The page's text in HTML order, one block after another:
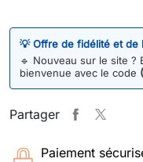
💡 Offre de fidélité et de
🔹 Nouveau sur le site ?
bienvenue avec le code
Partager
Paiement